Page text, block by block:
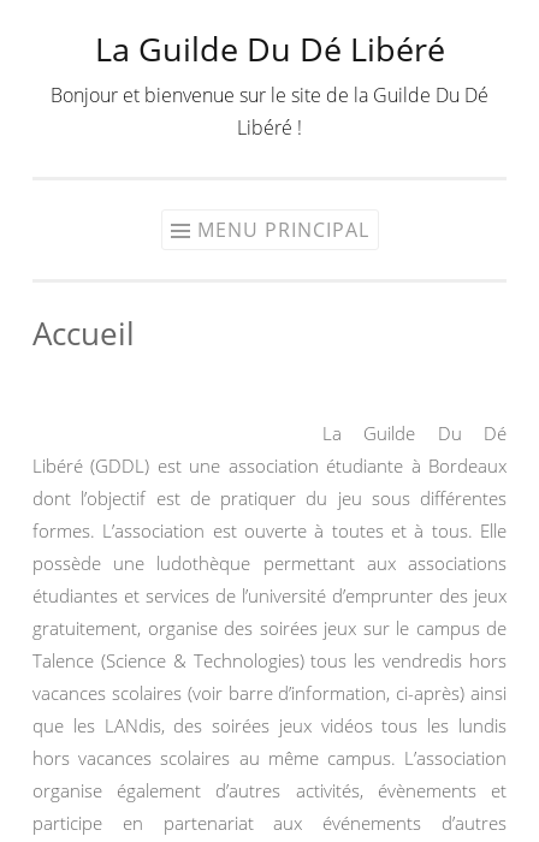
contenu
La Guilde Du Dé Libéré
Bonjour et bienvenue sur le site de la Guilde Du Dé
Libéré !
MENU PRINCIPAL
Accueil
La Guilde Du Dé
Libéré (GDDL) est une association étudiante à Bordeaux
dont l’objectif est de pratiquer du jeu sous différentes
formes. L’association est ouverte à toutes et à tous. Elle
possède une ludothèque permettant aux associations
étudiantes et services de l’université d’emprunter des jeux
gratuitement, organise des soirées jeux sur le campus de
Talence (Science & Technologies) tous les vendredis hors
vacances scolaires (voir barre d’information, ci-après) ainsi
que les LANdis, des soirées jeux vidéos tous les lundis
hors vacances scolaires au même campus. L’association
organise également d’autres activités, évènements et
participe en partenariat aux événements d’autres